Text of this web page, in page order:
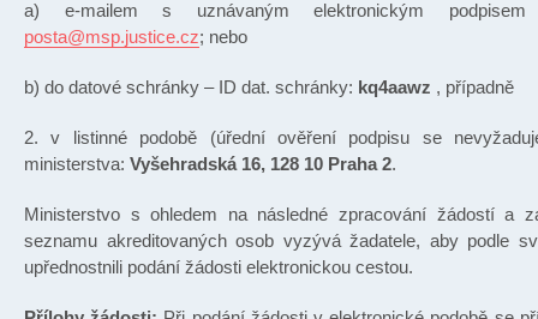
a) e-mailem s uznávaným elektronickým
posta@msp.justice.cz; nebo
b) do datové schránky – ID dat. schránky: kq4aawz , případně
2. v listinné podobě (úřední ověření podpisu se
ministerstva: Vyšehradská 16, 128 10 Praha 2.
Ministerstvo s ohledem na následné zpracování žádostí a
seznamu akreditovaných osob vyzývá žadatele, aby podle
upřednostnili podání žádosti elektronickou cestou.